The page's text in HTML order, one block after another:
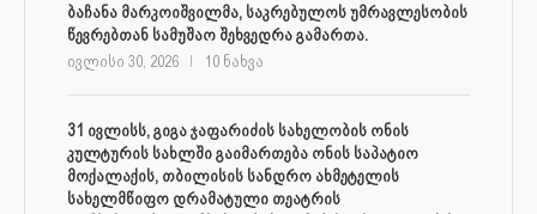
ბაჩანა მარკოიშვილმა, საკრებულოს უმრავლესობის
წევრებთან სამუშაო შეხვედრა გამართა.
ივლისი 30, 2026 10 ნახვა
31 ივლისს, გიგა ჯაფარიძის სახელობის ონის
კულტურის სახლში გაიმართება ონის საპატიო
მოქალაქის, თბილისის სანდრო ახმეტელის
სახელმწიფო დრამატული თეატრის